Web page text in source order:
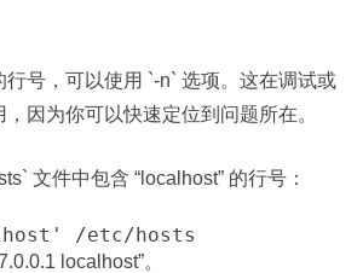
号，可以使用 `-n` 选项。这在调试或
因为你可以快速定位到问题所在。
文件中包含 “localhost” 的行号：
/etc/hosts
localhost”。